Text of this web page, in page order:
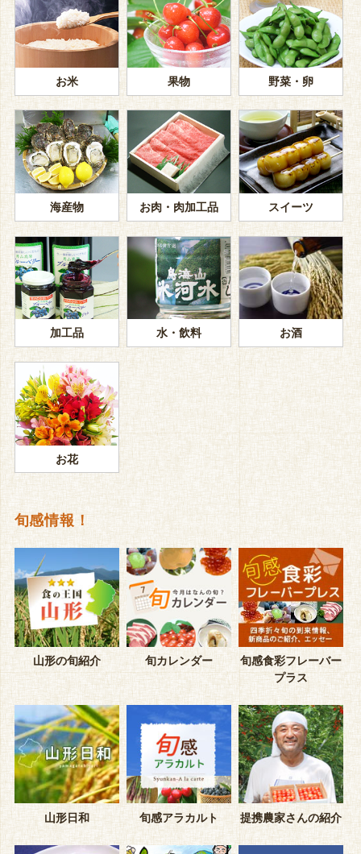
お米 果物 野菜・卵
海産物 お肉・肉加工品 スイーツ
加工品 水・飲料 お酒
お花
旬感情報！
山形の旬紹介 旬カレンダー
旬感食彩フレーバー
プラス
山形日和 旬感アラカルト 提携農家さんの紹介